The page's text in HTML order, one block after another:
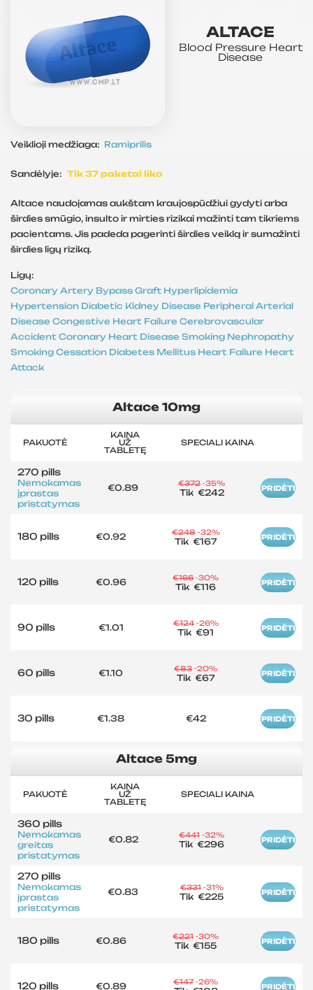
ALTACE
Blood Pressure Heart
Disease
Veiklioji medžiaga: Ramiprilis
Sandėlyje: Tik 37 paketai liko
Altace naudojamas aukštam kraujospūdžiui gydyti arba
širdies smūgio, insulto ir mirties rizikai mažinti tam tikriems
pacientams. Jis padeda pagerinti širdies veiklą ir sumažinti
širdies ligų riziką.
Ligų:
Coronary Artery Bypass Graft Hyperlipidemia
Hypertension Diabetic Kidney Disease Peripheral Arterial
Disease Congestive Heart Failure Cerebrovascular
Accident Coronary Heart Disease Smoking Nephropathy
Smoking Cessation Diabetes Mellitus Heart Failure Heart
Attack
Altace 10mg
PAKUOTĖ
KAINA
UŽ
TABLETĘ
SPECIALI KAINA
270 pills
Nemokamas
įprastas
pristatymas
€0.89 €372 -35%
Tik €242 PRIDĖTI
180 pills €0.92 €248 -32%
Tik€167 PRIDĖTI
120 pills €0.96 €166 -30%
Tik€116 PRIDĖTI
90 pills €1.01 €124 -26%
Tik€91 PRIDĖTI
60 pills €1.10 €83 -20%
Tik€67 PRIDĖTI
30 pills €1.38 €42 PRIDĖTI
Altace 5mg
PAKUOTĖ
KAINA
UŽ
TABLETĘ
SPECIALI KAINA
360 pills
Nemokamas
greitas
pristatymas
€0.82 €441 -32%
Tik€296 PRIDĖTI
270 pills
Nemokamas
įprastas
pristatymas
€0.83 €331 -31%
Tik€225 PRIDĖTI
180 pills €0.86 €221 -30%
Tik€155 PRIDĖTI
120 pills €0.89 €147 -26%
PRIDĖTI